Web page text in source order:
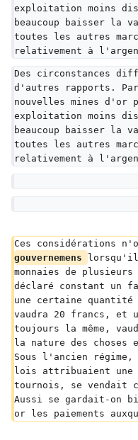
exploitation moins
beaucoup baisser la
toutes les autres
relativement à
Des circonstances
d'autres rapports.
nouvelles mines d'or
exploitation moins
beaucoup baisser la
toutes les autres
relativement à
Ces considérations
gouvernemens
monnaies de
déclaré constant
une certaine
vaudra 20 francs, et
toujours la même,
la nature des
Sous l'ancien
lois attribuaient une
tournois, se vendait
Aussi se gardait-on
or les paiements